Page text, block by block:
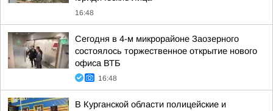
16:48
Сегодня в 4-м микрорайоне Заозерного
состоялось торжественное открытие нового
офиса ВТБ
16:48
В Курганской области полицейские и